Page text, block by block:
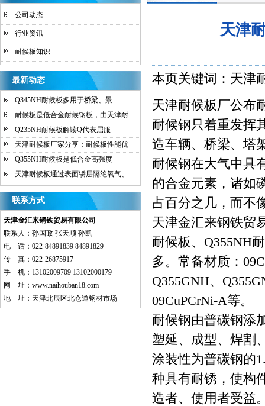
公司动态
行业资讯
耐候板知识
最新动态
Q345NH耐候板多用于桥梁、景
耐候板是低合金耐候钢板，由天津耐
Q235NH耐候板解读Q代表屈服
天津耐候板厂家分享：耐候板性能优
Q355NH耐候板是低合金高强度
天津耐候板通过表面锈层隔绝氧气、
联系方式
天津金汇来钢铁贸易有限公司
联系人：孙国政 张天顺 孙凯
电 话：022-84891839 84891829
传 真：022-26875917
手 机：13102009709 13102000179
网 址： www.naihouban18.com
地 址：天津北辰区北仓道钢材市场
天津
本页关键词：天津
天津耐候板厂公布
耐候钢只着重发挥
造车辆、桥梁、塔
耐候钢在大气中具
的合金元素，诸如
占百分之几，而不
天津金汇来钢铁贸
耐候板、Q355NH
多。常备材质：
Q355GNH、
09CuPCrNi-A等。
耐候钢由普碳钢添
塑延、成型、焊割
涂装性为普碳钢的
种具有耐锈，使构
造者、使用者受益